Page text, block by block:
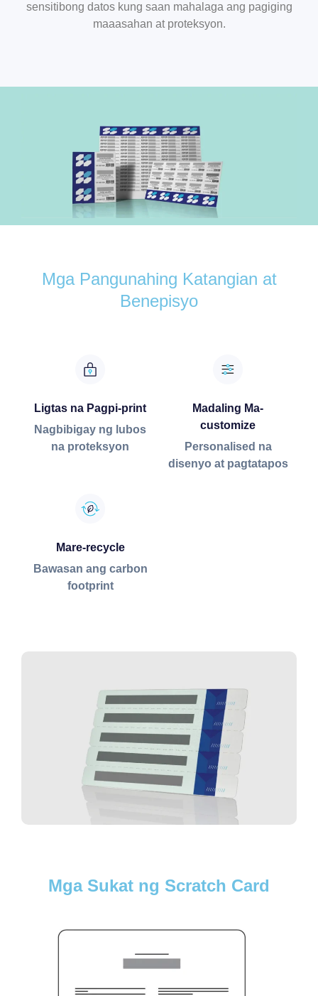
sensitibong datos kung saan mahalaga ang pagiging
maaasahan at proteksyon.
Mga Pangunahing Katangian at
Benepisyo
Ligtas na Pagpi-print
Nagbibigay ng lubos
na proteksyon
Madaling Ma-
customize
Personalised na
disenyo at pagtatapos
Mare-recycle
Bawasan ang carbon
footprint
Mga Sukat ng Scratch Card